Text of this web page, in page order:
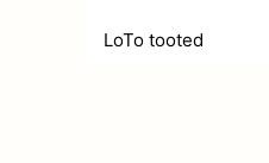
LoTo tooted